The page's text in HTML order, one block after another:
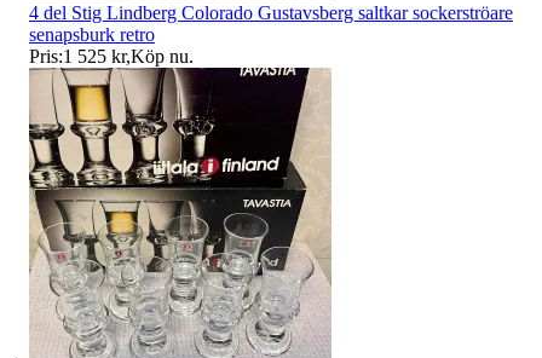
4 del Stig Lindberg Colorado Gustavsberg saltkar sockerströare
senapsburk retro
Pris:1 525 kr,Köp nu.